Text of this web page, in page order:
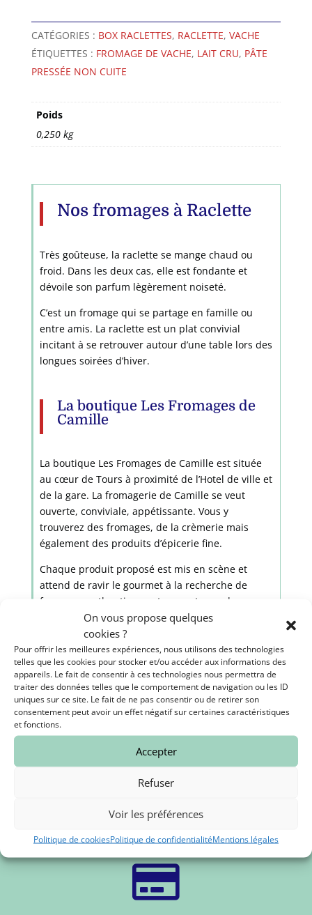
On vous propose quelques
cookies ?
Pour offrir les meilleures expériences, nous utilisons des technologies
telles que les cookies pour stocker et/ou accéder aux informations des
appareils. Le fait de consentir à ces technologies nous permettra de
traiter des données telles que le comportement de navigation ou les ID
uniques sur ce site. Le fait de ne pas consentir ou de retirer son
consentement peut avoir un effet négatif sur certaines caractéristiques
et fonctions.
Accepter
Refuser
Voir les préférences
Politique de cookiesPolitique de confidentialitéMentions légales
CATÉGORIES : BOX RACLETTES, RACLETTE, VACHE
ÉTIQUETTES : FROMAGE DE VACHE, LAIT CRU, PÂTE
PRESSÉE NON CUITE
Poids
0,250 kg
Nos fromages à Raclette
Très goûteuse, la raclette se mange chaud ou
froid. Dans les deux cas, elle est fondante et
dévoile son parfum lègèrement noiseté.
C’est un fromage qui se partage en famille ou
entre amis. La raclette est un plat convivial
incitant à se retrouver autour d’une table lors des
longues soirées d’hiver.
La boutique Les Fromages de
Camille
La boutique Les Fromages de Camille est située
au cœur de Tours à proximité de l’Hotel de ville et
de la gare. La fromagerie de Camille se veut
ouverte, conviviale, appétissante. Vous y
trouverez des fromages, de la crèmerie mais
également des produits d’épicerie fine.
Chaque produit proposé est mis en scène et
attend de ravir le gourmet à la recherche de
fromages authentiques et respectueux des

Commandes sur mesure
pour vos événements (mariages, soirées, séminaires
